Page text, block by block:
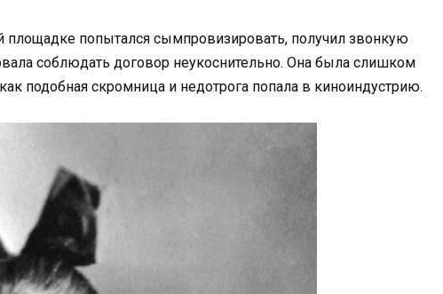
площадке попытался сымпровизировать, получил звонкую
соблюдать договор неукоснительно. Она была слишком
подобная скромница и недотрога попала в киноиндустрию.